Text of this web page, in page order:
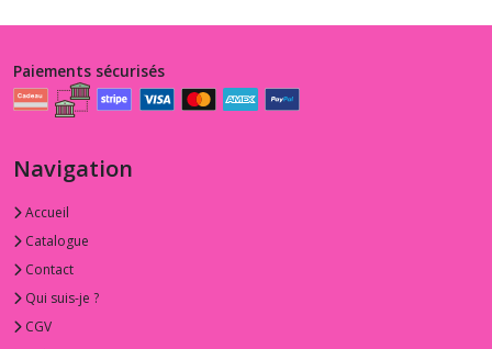
Paiements sécurisés
Navigation
Accueil
Catalogue
Contact
Qui suis-je ?
CGV